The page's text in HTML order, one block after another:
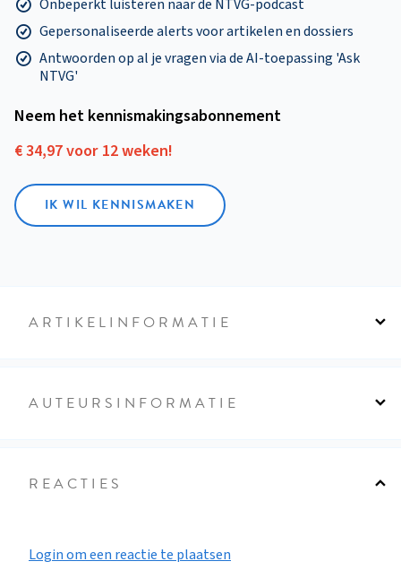
Onbeperkt luisteren naar de NTVG-podcast
Gepersonaliseerde alerts voor artikelen en dossiers
Antwoorden op al je vragen via de AI-toepassing 'Ask
NTVG'
Neem het kennismakings­abonnement
€ 34,97 voor 12 weken!
IK WIL KENNISMAKEN
ARTIKELINFORMATIE
AUTEURSINFORMATIE
REACTIES
Login om een reactie te plaatsen